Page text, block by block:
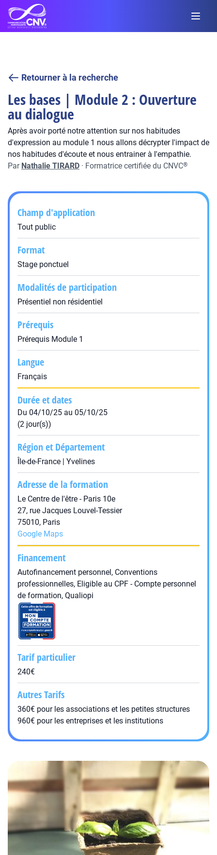
Retourner à la recherche
Les bases | Module 2 : Ouverture
au dialogue
Après avoir porté notre attention sur nos habitudes
d'expression au module 1 nous allons décrypter l'impact de
nos habitudes d'écoute et nous entrainer à l'empathie.
Par Nathalie TIRARD · Formatrice certifiée du CNVC®
Champ d'application
Tout public
Format
Stage ponctuel
Modalités de participation
Présentiel non résidentiel
Prérequis
Prérequis Module 1
Langue
Français
Durée et dates
Du 04/10/25 au 05/10/25
(2 jour(s))
Région et Département
Île-de-France | Yvelines
Adresse de la formation
Le Centre de l'être - Paris 10e
27, rue Jacques Louvel-Tessier
75010, Paris
Google Maps
Financement
Autofinancement personnel, Conventions
professionnelles, Eligible au CPF - Compte personnel
de formation, Qualiopi
Tarif particulier
240€
Autres Tarifs
360€ pour les associations et les petites structures
960€ pour les entreprises et les institutions